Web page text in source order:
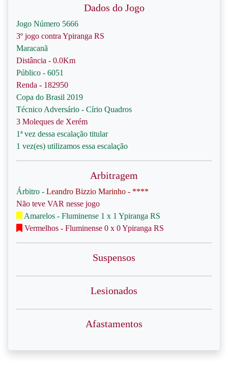
Dados do Jogo
Jogo Número 5666
3º jogo contra Ypiranga RS
Maracanã
Distância - 0.0Km
Público - 6051
Renda - 182950
Copa do Brasil 2019
Técnico Adversário - Círio Quadros
3 Moleques de Xerém
1ª vez dessa escalação titular
1 vez(es) utilizamos essa escalação
Arbitragem
Árbitro - Leandro Bizzio Marinho - ****
Não teve VAR nesse jogo
Amarelos - Fluminense 1 x 1 Ypiranga RS
Vermelhos - Fluminense 0 x 0 Ypiranga RS
Suspensos
Lesionados
Afastamentos